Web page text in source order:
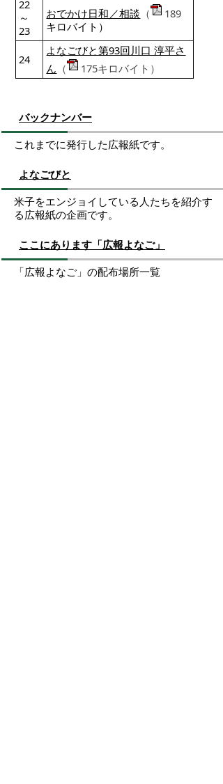
22
～
23
おでかけ日和／相談 （
189
キロバイト）
24
よなごびと第93回川口 淳平さ
ん （ 175キロバイト）
バックナンバー
これまでに発行した広報紙です。
よなごびと
米子をエンジョイしている人たちを紹介す
る広報紙の企画です。
ここにあります「広報よなご」
「広報よなご」の配布場所一覧